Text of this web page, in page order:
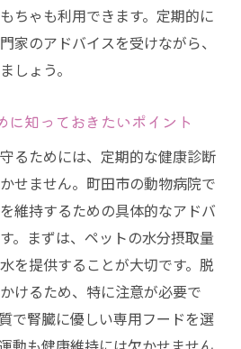
ちゃも利用できます。定期的に
家のアドバイスを受けながら、
しょう。
に知っておきたいポイント
るためには、定期的な健康診断
せません。町田市の動物病院で
維持するための具体的なアドバ
。まずは、ペットの水分摂取量
を提供することが大切です。脱
けるため、特に注意が必要で
で腎臓に優しい専用フードを選